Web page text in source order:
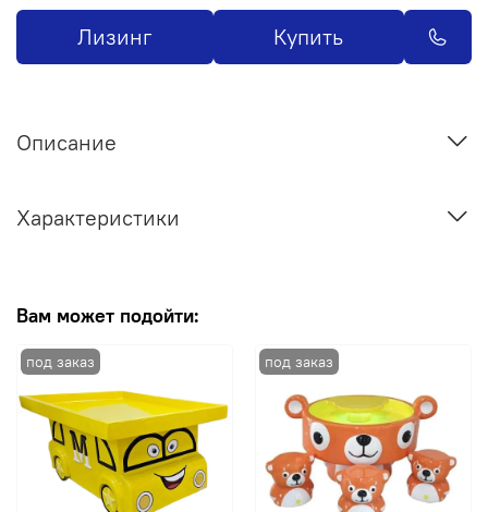
Лизинг Купить
Описание
Характеристики
Вам может подойти: